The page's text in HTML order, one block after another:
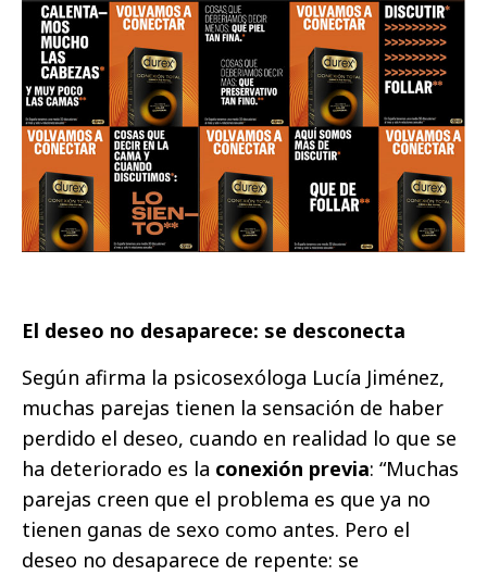
El deseo no desaparece: se desconecta
Según afirma la psicosexóloga Lucía Jiménez,
muchas parejas tienen la sensación de haber
perdido el deseo, cuando en realidad lo que se
ha deteriorado es la conexión previa: “Muchas
parejas creen que el problema es que ya no
tienen ganas de sexo como antes. Pero el
deseo no desaparece de repente: se